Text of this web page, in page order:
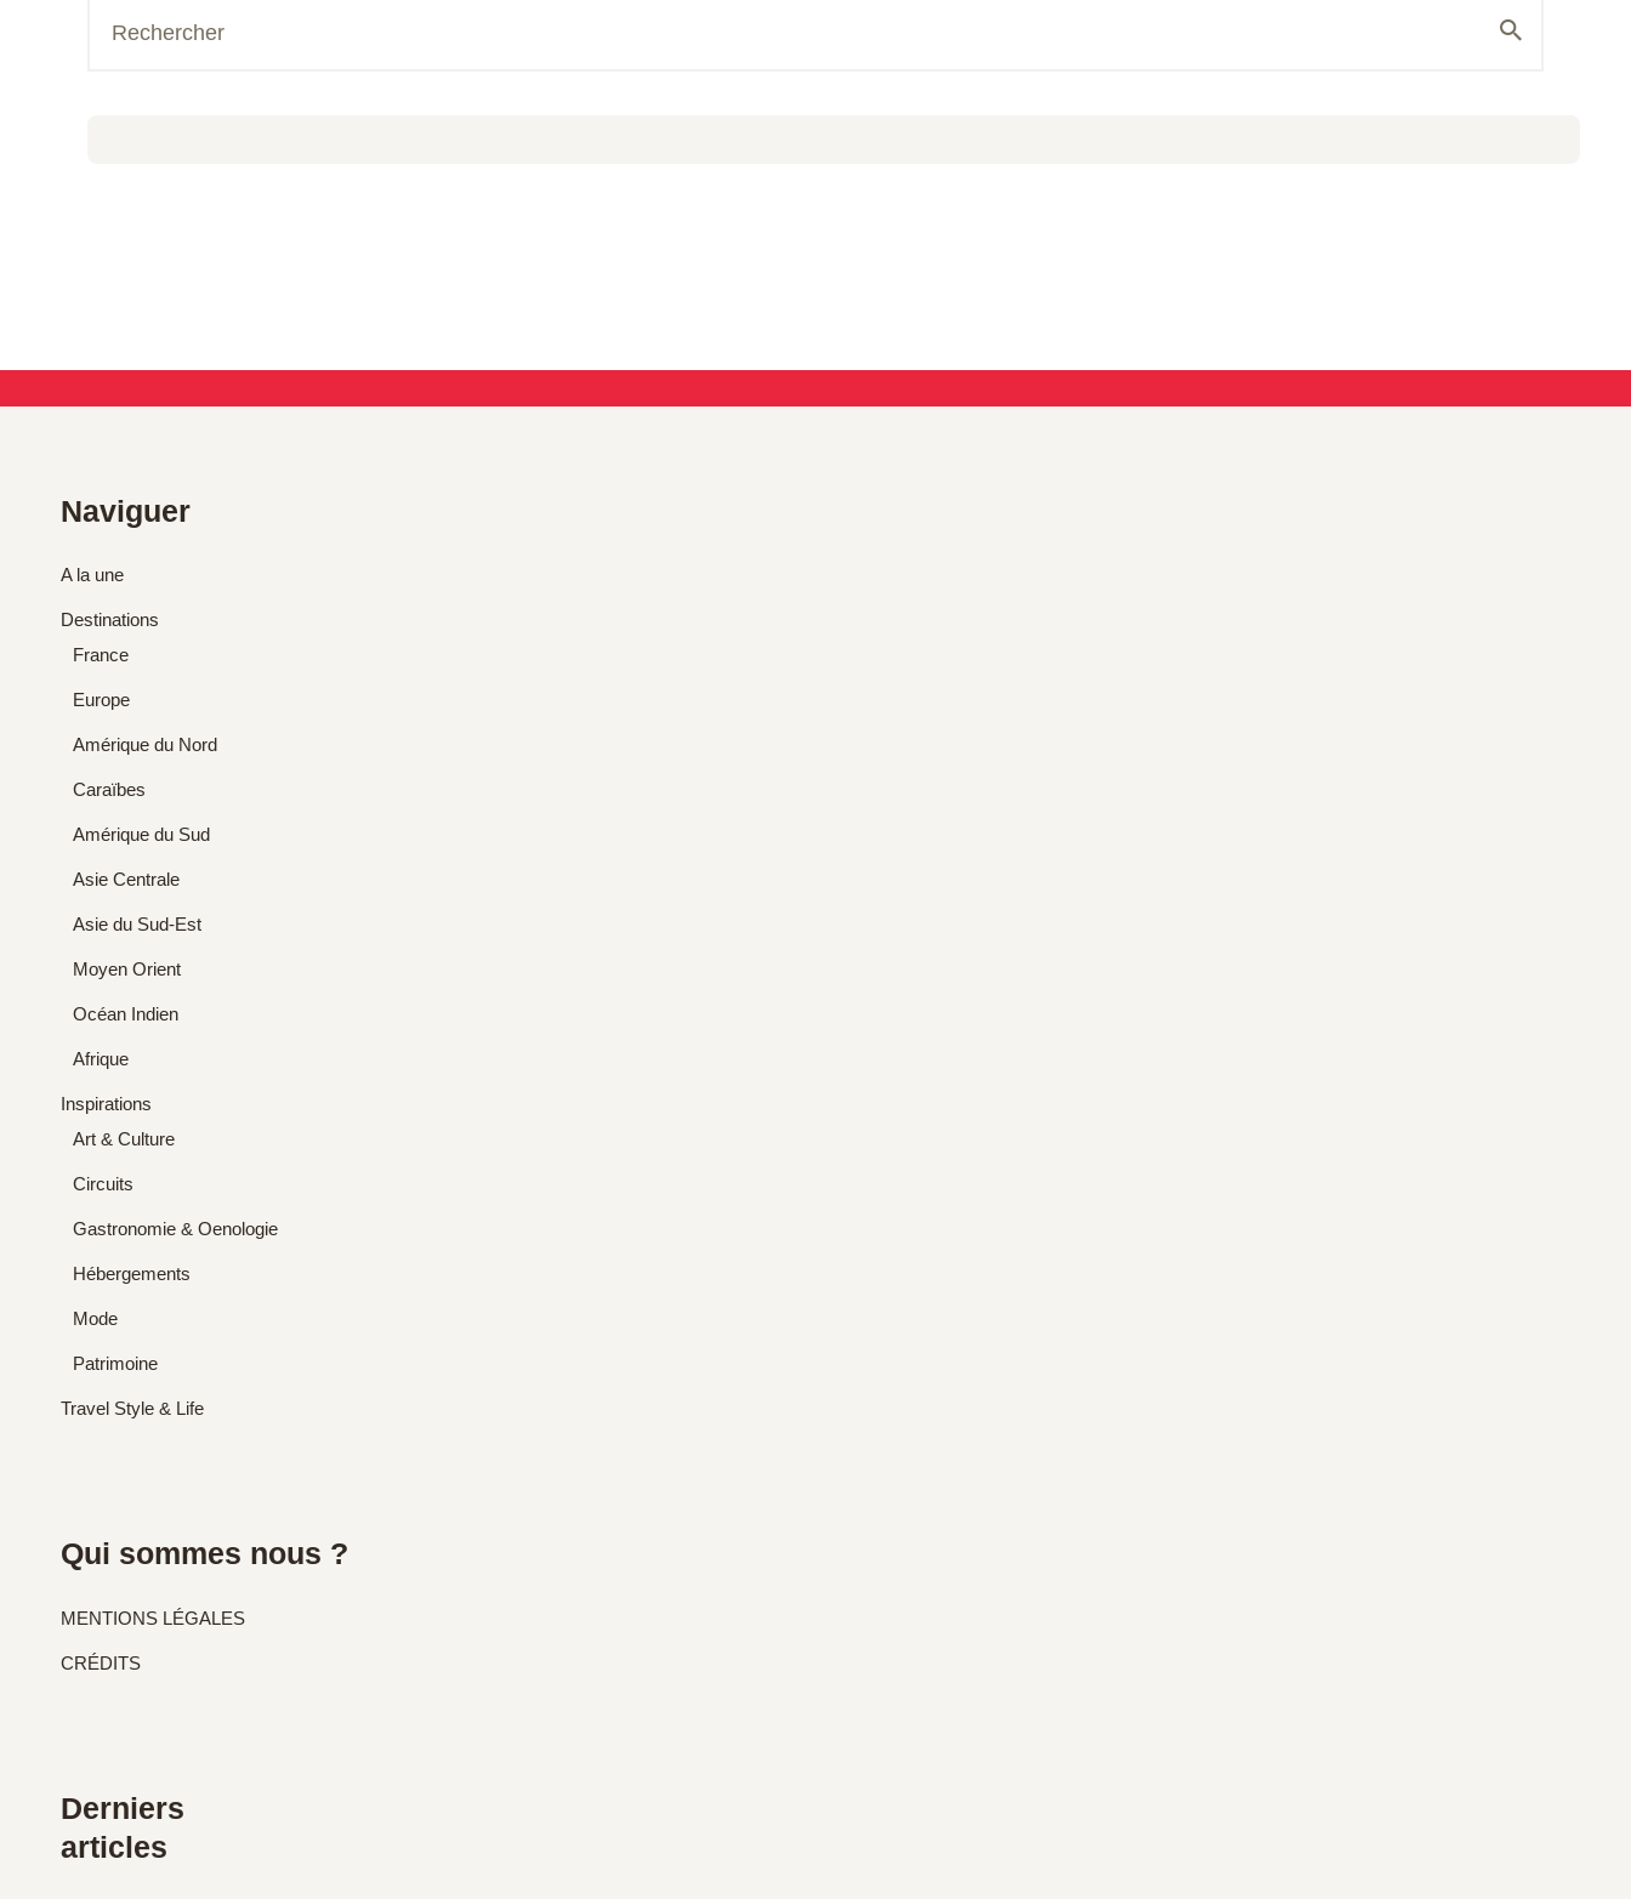
Naviguer
A la une
Destinations
France
Europe
Amérique du Nord
Caraïbes
Amérique du Sud
Asie Centrale
Asie du Sud-Est
Moyen Orient
Océan Indien
Afrique
Inspirations
Art & Culture
Circuits
Gastronomie & Oenologie
Hébergements
Mode
Patrimoine
Travel Style & Life
Qui sommes nous ?
MENTIONS LÉGALES
CRÉDITS
Derniers
articles